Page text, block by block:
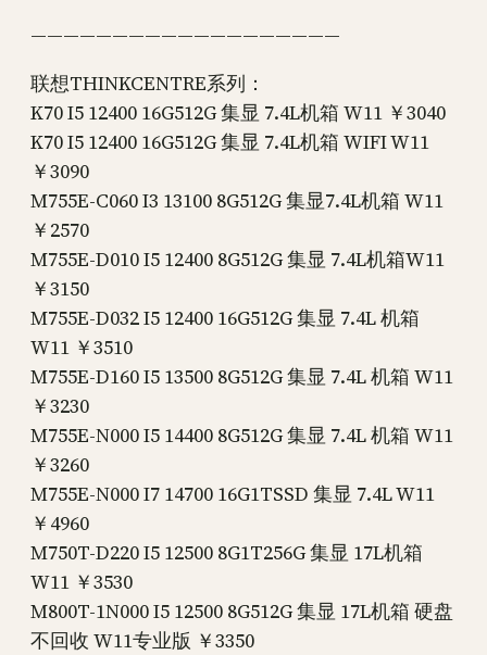
———————————————————
联想THINKCENTRE系列：
K70 I5 12400 16G512G 集显 7.4L机箱 W11 ￥3040
K70 I5 12400 16G512G 集显 7.4L机箱 WIFI W11
￥3090
M755E-C060 I3 13100 8G512G 集显7.4L机箱 W11
￥2570
M755E-D010 I5 12400 8G512G 集显 7.4L机箱W11
￥3150
M755E-D032 I5 12400 16G512G 集显 7.4L 机箱
W11 ￥3510
M755E-D160 I5 13500 8G512G 集显 7.4L 机箱 W11
￥3230
M755E-N000 I5 14400 8G512G 集显 7.4L 机箱 W11
￥3260
M755E-N000 I7 14700 16G1TSSD 集显 7.4L W11
￥4960
M750T-D220 I5 12500 8G1T256G 集显 17L机箱
W11 ￥3530
M800T-1N000 I5 12500 8G512G 集显 17L机箱 硬盘
不回收 W11专业版 ￥3350